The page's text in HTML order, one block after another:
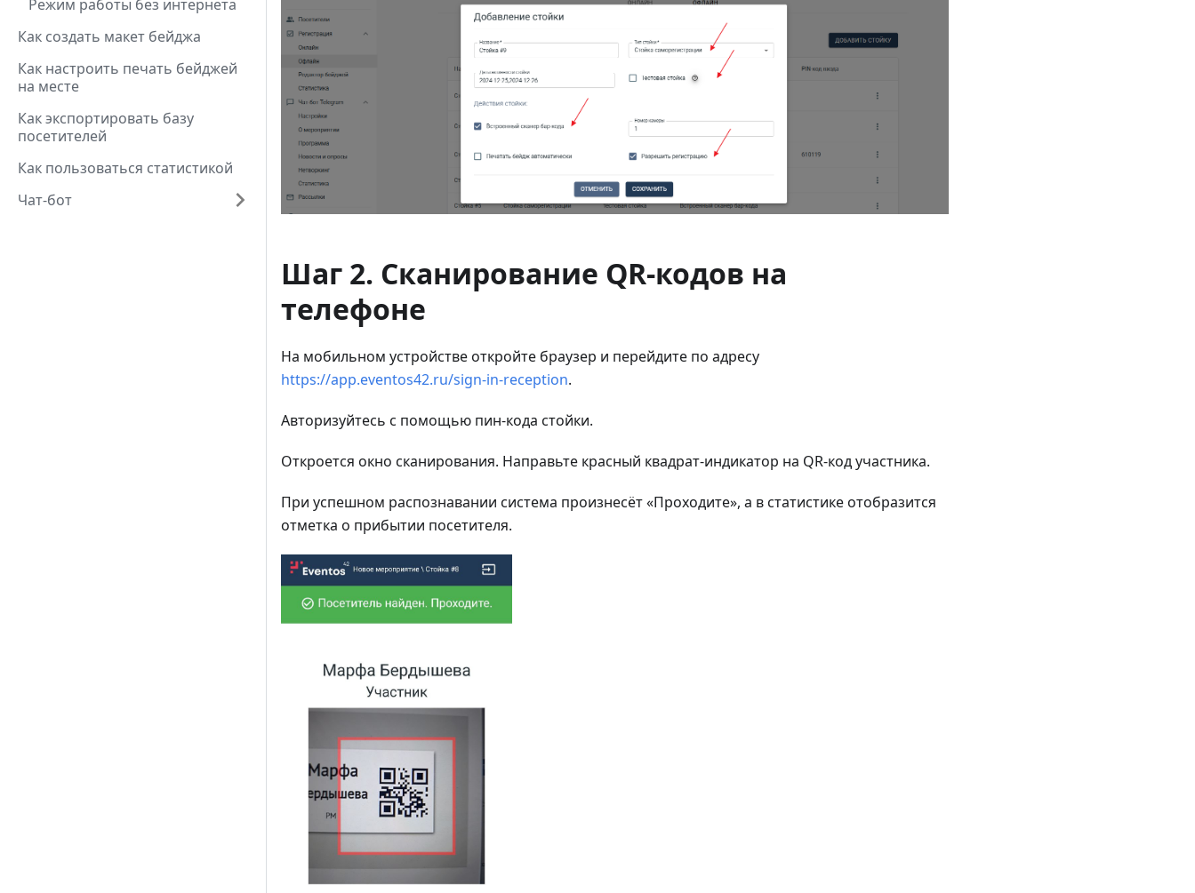
Режим работы без интернета
Как создать макет бейджа
Как настроить печать бейджей
на месте
Как экспортировать базу
посетителей
Как пользоваться статистикой
Чат-бот
Шаг 2. Сканирование QR-кодов на
телефоне
На мобильном устройстве откройте браузер и перейдите по адресу
https://app.eventos42.ru/sign-in-reception.
Авторизуйтесь с помощью пин-кода стойки.
Откроется окно сканирования. Направьте красный квадрат-индикатор на QR-код участника.
При успешном распознавании система произнесёт «Проходите», а в статистике отобразится
отметка о прибытии посетителя.